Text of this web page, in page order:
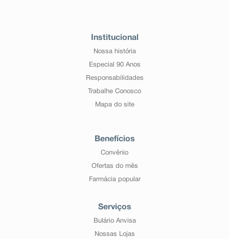
Institucional
Nossa história
Especial 90 Anos
Responsabilidades
Trabalhe Conosco
Mapa do site
Benefícios
Convênio
Ofertas do mês
Farmácia popular
Serviços
Bulário Anvisa
Nossas Lojas